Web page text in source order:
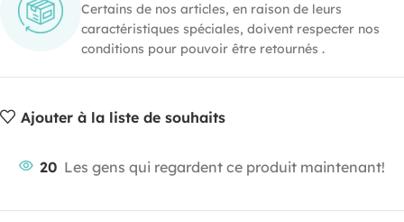
Certains de nos articles, en raison de leurs
caractéristiques spéciales, doivent respecter nos
conditions pour pouvoir être retournés .
Ajouter à la liste de souhaits
20 Les gens qui regardent ce produit maintenant!